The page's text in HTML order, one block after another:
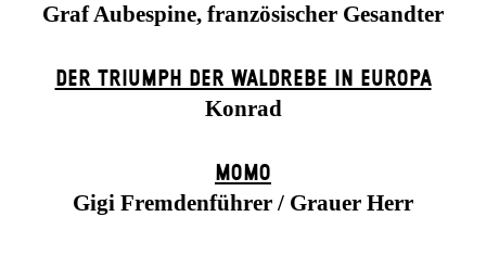
Graf Aubespine, französischer Gesandter
DER TRIUMPH DER WALDREBE IN EUROPA
Konrad
MOMO
Gigi Fremdenführer / Grauer Herr